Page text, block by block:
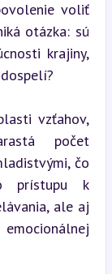
voliť
otázka: sú
krajiny,
vzťahov,
počet
čo
prístupu k
ale aj